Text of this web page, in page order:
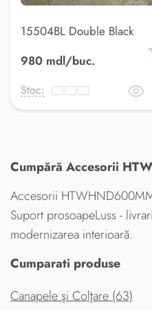
15504BL Double Black
980 mdl/buc.
Stoc:
Cumpără Accesorii
Accesorii
Suport prosoapeLuss -
modernizarea interioară.
Cumparati produse
Canapele şi Colţare (63)